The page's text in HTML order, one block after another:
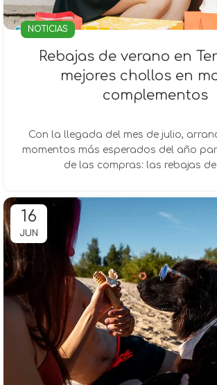
NOTICIAS
Rebajas de verano en
mejores chollos en
complementos
Con la llegada del mes de julio,
momentos más esperados del año
de las compras: las rebajas de
16
JUN